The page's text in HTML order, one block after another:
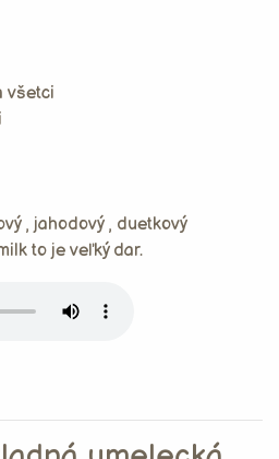
všetci
, jahodový , duetkový
to je veľký dar.